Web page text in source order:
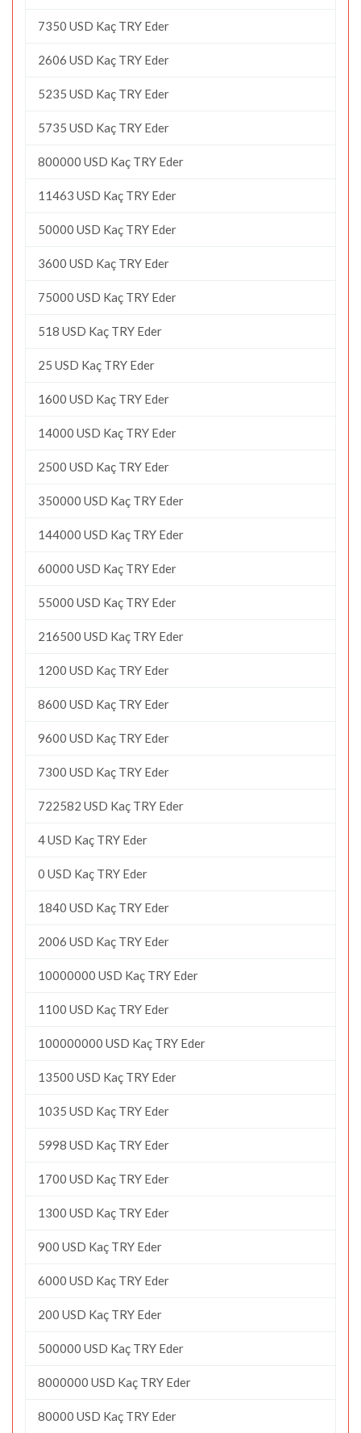
7350 USD Kaç TRY Eder
2606 USD Kaç TRY Eder
5235 USD Kaç TRY Eder
5735 USD Kaç TRY Eder
800000 USD Kaç TRY Eder
11463 USD Kaç TRY Eder
50000 USD Kaç TRY Eder
3600 USD Kaç TRY Eder
75000 USD Kaç TRY Eder
518 USD Kaç TRY Eder
25 USD Kaç TRY Eder
1600 USD Kaç TRY Eder
14000 USD Kaç TRY Eder
2500 USD Kaç TRY Eder
350000 USD Kaç TRY Eder
144000 USD Kaç TRY Eder
60000 USD Kaç TRY Eder
55000 USD Kaç TRY Eder
216500 USD Kaç TRY Eder
1200 USD Kaç TRY Eder
8600 USD Kaç TRY Eder
9600 USD Kaç TRY Eder
7300 USD Kaç TRY Eder
722582 USD Kaç TRY Eder
4 USD Kaç TRY Eder
0 USD Kaç TRY Eder
1840 USD Kaç TRY Eder
2006 USD Kaç TRY Eder
10000000 USD Kaç TRY Eder
1100 USD Kaç TRY Eder
100000000 USD Kaç TRY Eder
13500 USD Kaç TRY Eder
1035 USD Kaç TRY Eder
5998 USD Kaç TRY Eder
1700 USD Kaç TRY Eder
1300 USD Kaç TRY Eder
900 USD Kaç TRY Eder
6000 USD Kaç TRY Eder
200 USD Kaç TRY Eder
500000 USD Kaç TRY Eder
8000000 USD Kaç TRY Eder
80000 USD Kaç TRY Eder